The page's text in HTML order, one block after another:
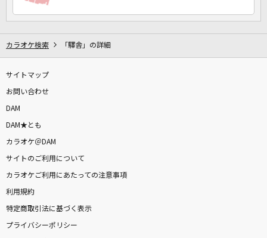
カラオケ検索 「驛舎」の詳細
サイトマップ
お問い合わせ
DAM
DAM★とも
カラオケ＠DAM
サイトのご利用について
カラオケご利用にあたっての注意事項
利用規約
特定商取引法に基づく表示
プライバシーポリシー